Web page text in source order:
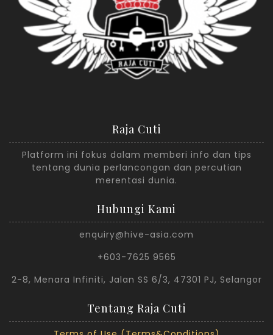
Raja Cuti
Platform ini fokus dalam memberi info dan tips
tentang dunia perlancongan dan percutian
merentasi dunia.
Hubungi Kami
enquiry@hive-asia.com
+603-7625 9565
2-8, Menara Infiniti, Jalan SS 6/3, 47301 PJ, Selangor
Tentang Raja Cuti